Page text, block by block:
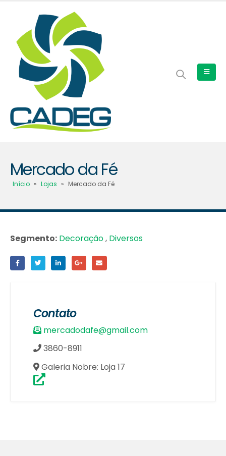
Mercado da Fé
Início » Lojas » Mercado da Fé
Segmento: Decoração, Diversos
Contato
mercadodafe@gmail.com
3860-8911
Galeria Nobre: Loja 17